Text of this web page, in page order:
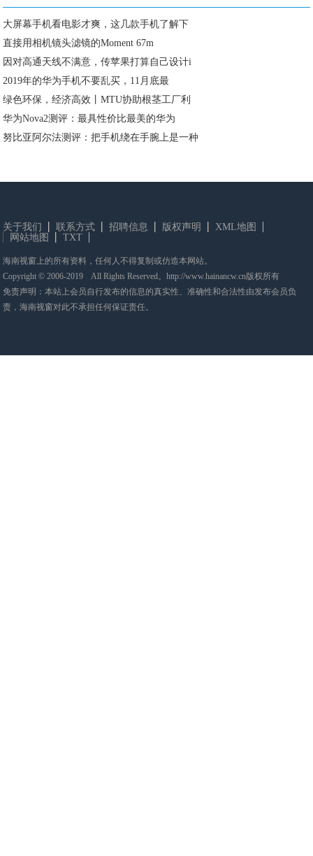
大屏幕手机看电影才爽，这几款手机了解下
直接用相机镜头滤镜的Moment 67m
因对高通天线不满意，传苹果打算自己设计i
2019年的华为手机不要乱买，11月底最
绿色环保，经济高效丨MTU协助根茎工厂利
华为Nova2测评：最具性价比最美的华为
努比亚阿尔法测评：把手机绕在手腕上是一种
关于我们 联系方式 招聘信息 版权声明
XML地图
网站地图
TXT
海南视窗上的所有资料，任何人不得复制或仿造本网站。
Copyright © 2006-2019 All Rights Reserved。http://www.hainancw.cn版权所有
免责声明：本站上会员自行发布的信息的真实性、准确性和合法性由发布会员负
责，海南视窗对此不承担任何保证责任。